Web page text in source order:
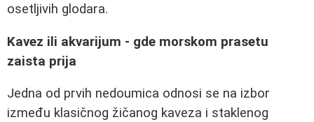
osetljivih glodara.
Kavez ili akvarijum - gde morskom prasetu
zaista prija
Jedna od prvih nedoumica odnosi se na izbor
između klasičnog žičanog kaveza i staklenog